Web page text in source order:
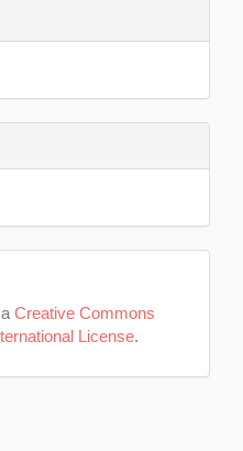
Creative Commons
License.